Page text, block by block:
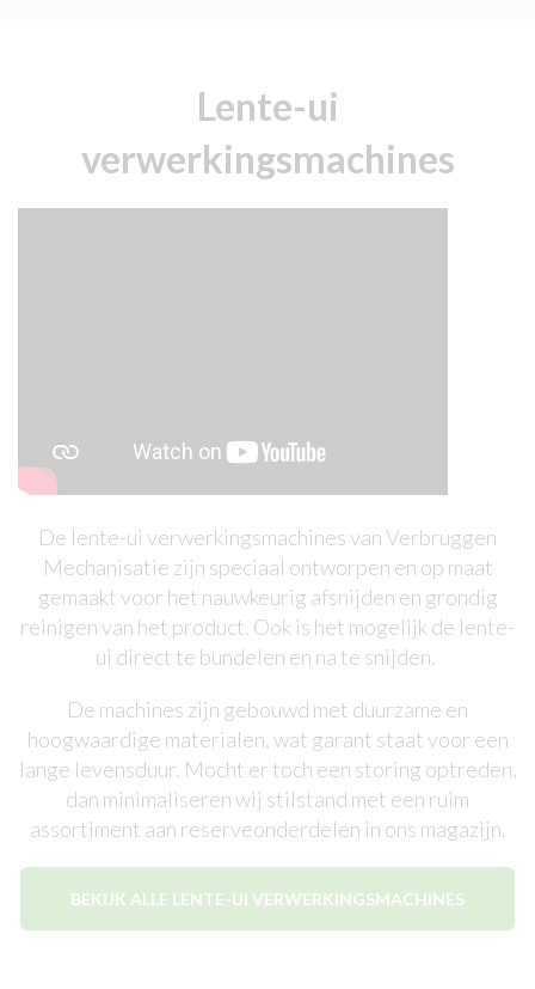
Lente-ui
verwerkingsmachines
De lente-ui verwerkingsmachines van Verbruggen
Mechanisatie zijn speciaal ontworpen en op maat
gemaakt voor het nauwkeurig afsnijden en grondig
reinigen van het product. Ook is het mogelijk de lente-
ui direct te bundelen en na te snijden.
De machines zijn gebouwd met duurzame en
hoogwaardige materialen, wat garant staat voor een
lange levensduur. Mocht er toch een storing optreden,
dan minimaliseren wij stilstand met een ruim
assortiment aan reserveonderdelen in ons magazijn.
BEKIJK ALLE LENTE-UI VERWERKINGSMACHINES